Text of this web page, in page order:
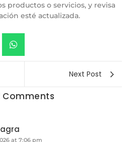
productos o servicios, y revisa
esté actualizada.
Next Post
Comments
at 7:06 pm